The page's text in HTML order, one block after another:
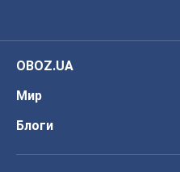
OBOZ.UA
Мир
Блоги